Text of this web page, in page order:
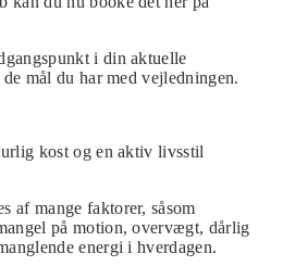
i din aktuelle
mål du har med vejledningen.
kost og en aktiv livsstil
af mange faktorer, såsom
på motion, overvægt, dårlig
energi i hverdagen.